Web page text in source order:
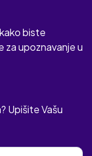
biste
za upoznavanje u
Upišite Vašu